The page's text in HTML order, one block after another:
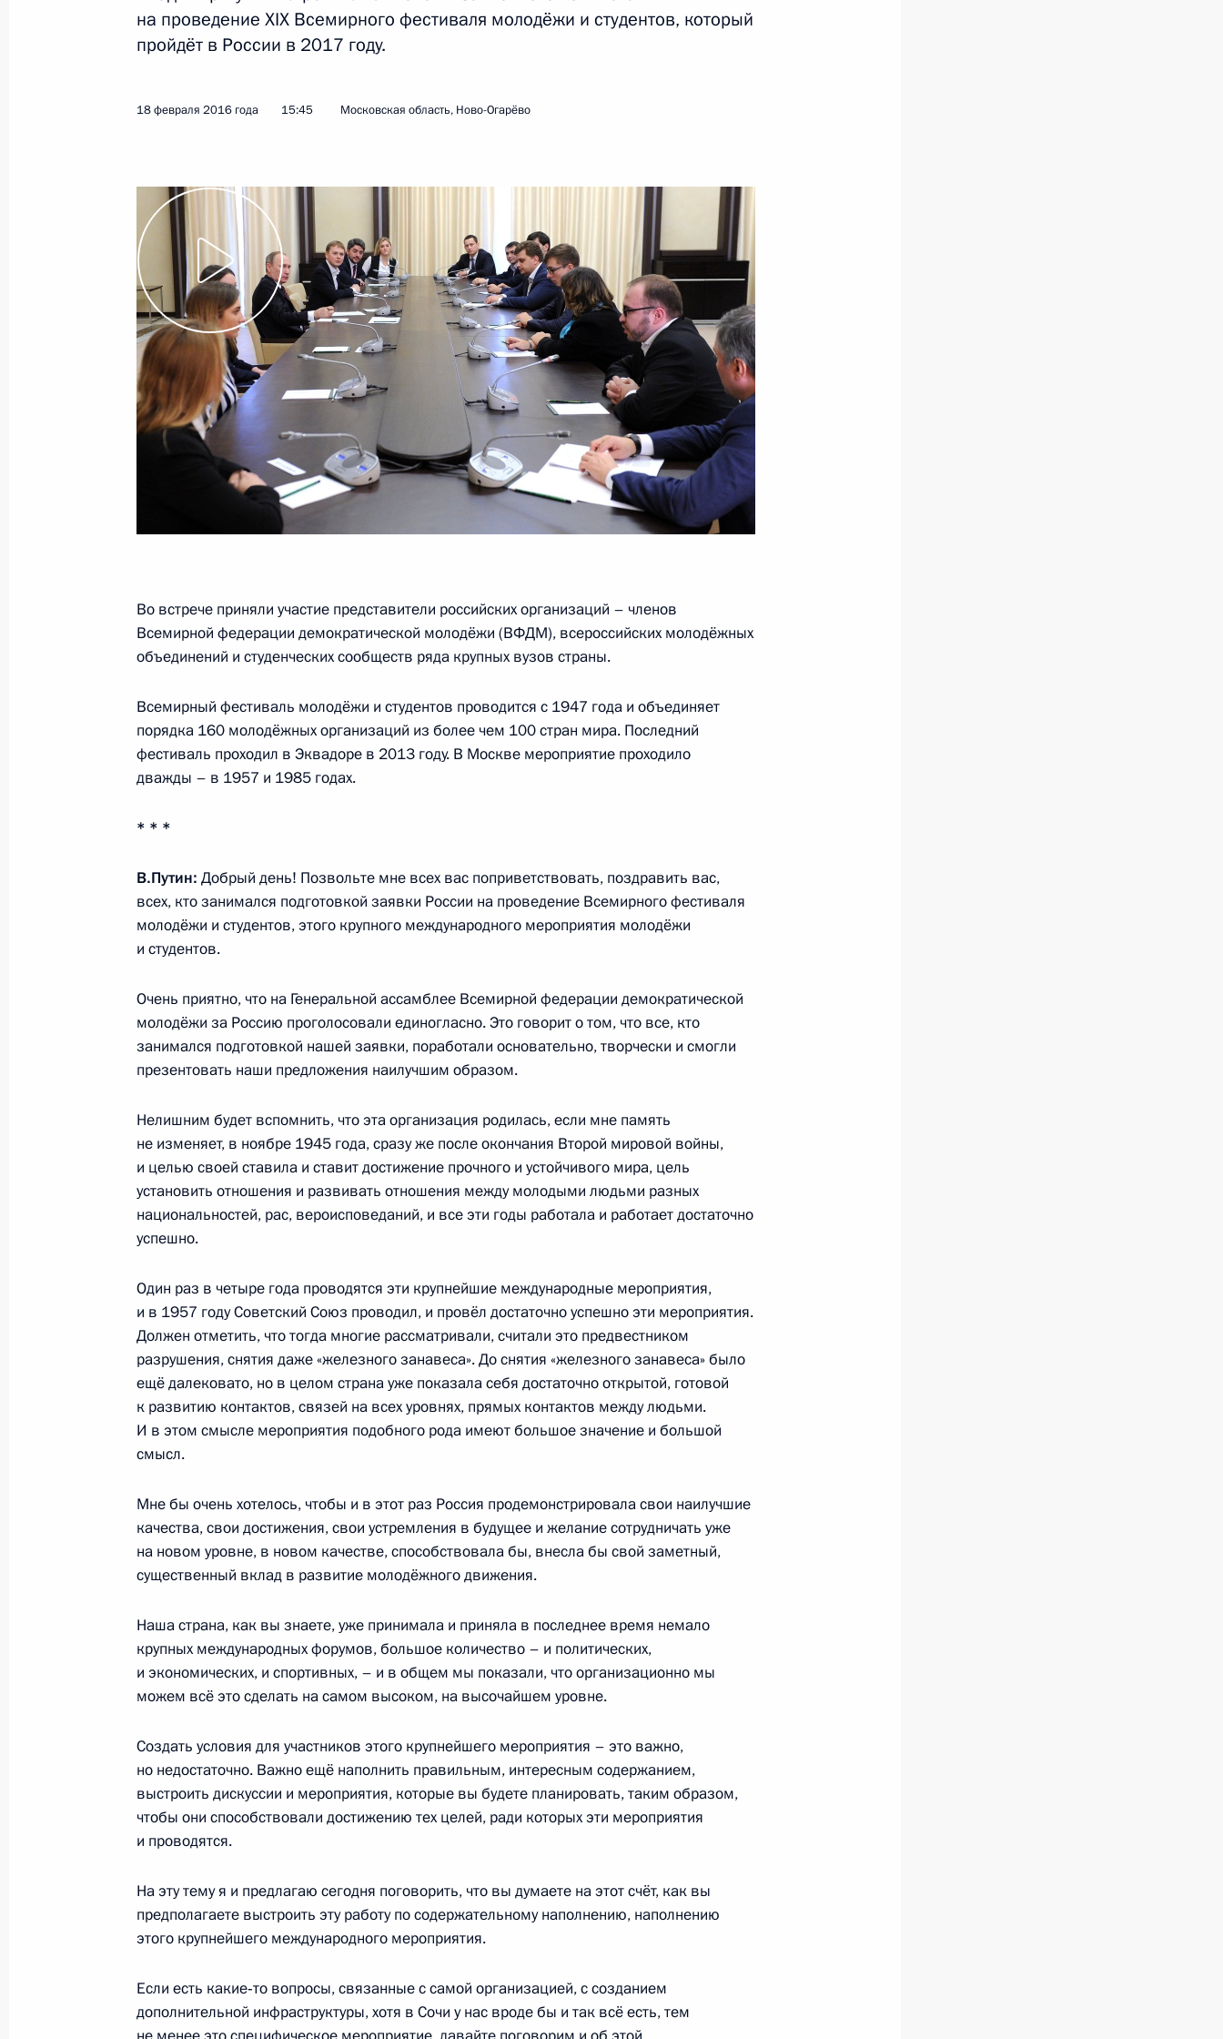
18 февраля 2016 года, четверг
Московская область, Ново-Огарёво
Встреча с членами заявочного комитета на проведение в России
Всемирного фестиваля молодёжи и студентов
18 февраля 2016 года, 15:45 Московская область, Ново-Огарёво
Встреча с Президентом Абхазии Раулем Хаджимбой
18 февраля 2016 года, 14:15 Московская область, Ново-Огарёво
4
17 февраля 2016 года, среда
Наталья Жданова назначена исполняющей обязанности
губернатора Забайкальского края
17 февраля 2016 года, 20:35 Московская область, Ново-Огарёво
Встреча с Премьер-министром Венгрии Виктором Орбаном
17 февраля 2016 года, 17:50 Московская область, Ново-Огарёво
Принята отставка главы Забайкальского края
17 февраля 2016 года, 10:05
17 февраля 2016 года, 10:00
16 февраля 2016 года, вторник
Образована рабочая группа по мониторингу и анализу
правоприменительной практики в сфере предпринимательства
16 февраля 2016 года, 19:00
Семинар-совещание председателей судов
16 февраля 2016 года, 14:40 Москва
Встреча с президентом Российского союза промышленников
и предпринимателей Александром Шохиным
15 февраля 2016 года, 16:10 Московская область, Ново-Огарёво
3
17 февраля Владимир Путин встретится с Премьер-министром
Венгрии Виктором Орбаном
Рабочая встреча с губернатором Ненецкого автономного округа
15 февраля 2016 года, 14:00 Московская область, Ново-Огарёво
14 февраля 2016 года, воскресенье
Телефонный разговор с Президентом США Бараком Обамой
14 февраля 2016 года, 12:05
гонки «Лыжня России – 2016»
14 февраля 2016 года, 11:30
12 февраля 2016 года, пятница
на проведение XIX Всемирного фестиваля молодёжи и студентов, который
пройдёт в России в 2017 году.
18 февраля 2016 года 15:45 Московская область, Ново-Огарёво
Во встрече приняли участие представители российских организаций – членов
Всемирной федерации демократической молодёжи (ВФДМ), всероссийских молодёжных
объединений и студенческих сообществ ряда крупных вузов страны.
Всемирный фестиваль молодёжи и студентов проводится с 1947 года и объединяет
порядка 160 молодёжных организаций из более чем 100 стран мира. Последний
фестиваль проходил в Эквадоре в 2013 году. В Москве мероприятие проходило
дважды – в 1957 и 1985 годах.
* * *
В.Путин: Добрый день! Позвольте мне всех вас поприветствовать, поздравить вас,
всех, кто занимался подготовкой заявки России на проведение Всемирного фестиваля
молодёжи и студентов, этого крупного международного мероприятия молодёжи
и студентов.
Очень приятно, что на Генеральной ассамблее Всемирной федерации демократической
молодёжи за Россию проголосовали единогласно. Это говорит о том, что все, кто
занимался подготовкой нашей заявки, поработали основательно, творчески и смогли
презентовать наши предложения наилучшим образом.
Нелишним будет вспомнить, что эта организация родилась, если мне память
не изменяет, в ноябре 1945 года, сразу же после окончания Второй мировой войны,
и целью своей ставила и ставит достижение прочного и устойчивого мира, цель
установить отношения и развивать отношения между молодыми людьми разных
национальностей, рас, вероисповеданий, и все эти годы работала и работает достаточно
успешно.
Один раз в четыре года проводятся эти крупнейшие международные мероприятия,
и в 1957 году Советский Союз проводил, и провёл достаточно успешно эти мероприятия.
Должен отметить, что тогда многие рассматривали, считали это предвестником
разрушения, снятия даже «железного занавеса». До снятия «железного занавеса» было
ещё далековато, но в целом страна уже показала себя достаточно открытой, готовой
к развитию контактов, связей на всех уровнях, прямых контактов между людьми.
И в этом смысле мероприятия подобного рода имеют большое значение и большой
смысл.
Мне бы очень хотелось, чтобы и в этот раз Россия продемонстрировала свои наилучшие
качества, свои достижения, свои устремления в будущее и желание сотрудничать уже
на новом уровне, в новом качестве, способствовала бы, внесла бы свой заметный,
существенный вклад в развитие молодёжного движения.
Наша страна, как вы знаете, уже принимала и приняла в последнее время немало
крупных международных форумов, большое количество – и политических,
и экономических, и спортивных, – и в общем мы показали, что организационно мы
можем всё это сделать на самом высоком, на высочайшем уровне.
Создать условия для участников этого крупнейшего мероприятия – это важно,
но недостаточно. Важно ещё наполнить правильным, интересным содержанием,
выстроить дискуссии и мероприятия, которые вы будете планировать, таким образом,
чтобы они способствовали достижению тех целей, ради которых эти мероприятия
и проводятся.
На эту тему я и предлагаю сегодня поговорить, что вы думаете на этот счёт, как вы
предполагаете выстроить эту работу по содержательному наполнению, наполнению
этого крупнейшего международного мероприятия.
Если есть какие‑то вопросы, связанные с самой организацией, с созданием
дополнительной инфраструктуры, хотя в Сочи у нас вроде бы и так всё есть, тем